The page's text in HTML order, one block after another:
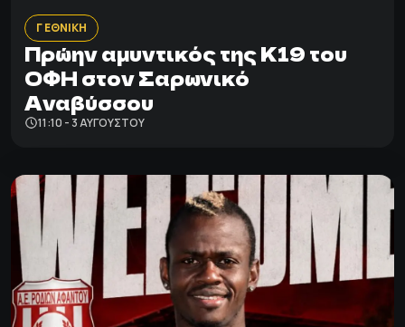
Γ ΕΘΝΙΚΗ
Πρώην αμυντικός της Κ19 του
ΟΦΗ στον Σαρωνικό
Αναβύσσου
11:10 - 3 ΑΥΓΟΎΣΤΟΥ